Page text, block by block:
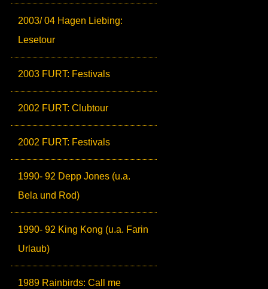
2003/ 04 Hagen Liebing:
Lesetour
2003 FURT: Festivals
2002 FURT: Clubtour
2002 FURT: Festivals
1990- 92 Depp Jones (u.a.
Bela und Rod)
1990- 92 King Kong (u.a. Farin
Urlaub)
1989 Rainbirds: Call me